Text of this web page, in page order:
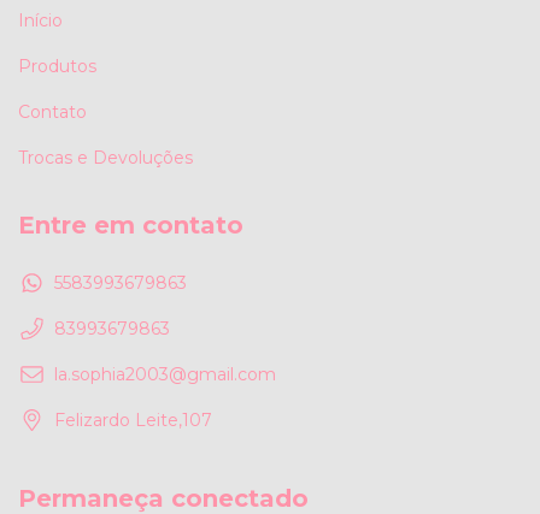
Início
Produtos
Contato
Trocas e Devoluções
Entre em contato
5583993679863
83993679863
la.sophia2003@gmail.com
Felizardo Leite,107
Permaneça conectado